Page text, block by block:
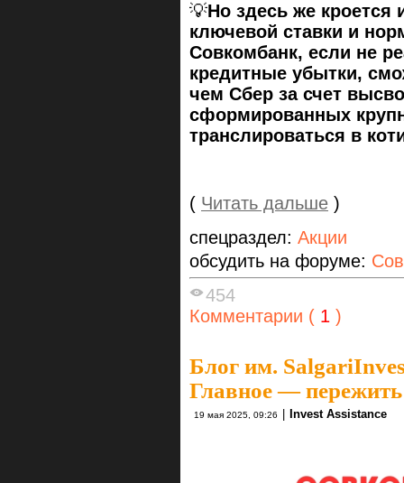
💡Но здесь же
ключевой ставки и
Совкомбанк, если не
кредитные убытки,
чем Сбер за счет
сформированных
транслироваться в
( Читать дальше )
спецраздел: Акции
обсудить на форуме:
454
Комментарии ( 1 )
Блог им.
Главное —
19 мая 2025, 09:26 Invest Assistance